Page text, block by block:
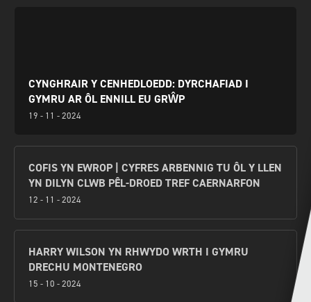
CYNGHRAIR Y CENHEDLOEDD: DYRCHAFIAD I
GYMRU AR ÔL ENNILL EU GRŴP
19 - 11 - 2024
COFIS YN EWROP | CYFRES ARBENNIG TU ÔL Y LLEN
YN DILYN CLWB PÊL-DROED TREF CAERNARFON
12 - 11 - 2024
HARRY WILSON YN RHWYDO WRTH I GYMRU
DRECHU MONTENEGRO
15 - 10 - 2024